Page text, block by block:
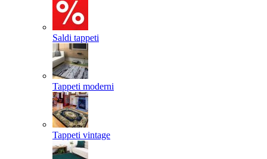
Saldi tappeti
Tappeti moderni
Tappeti vintage